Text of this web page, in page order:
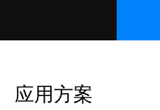
应用方案